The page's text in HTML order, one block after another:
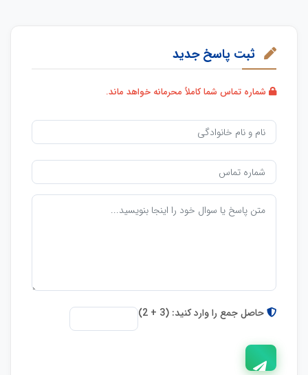
ثبت پاسخ جدید
شماره تماس شما کاملاً محرمانه خواهد ماند.
حاصل جمع را وارد کنید: (3 + 2)